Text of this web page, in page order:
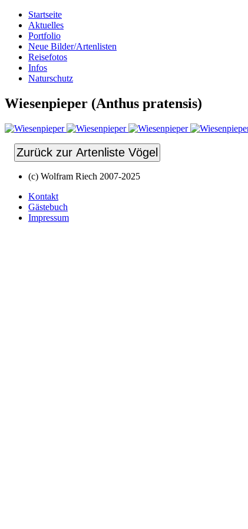
Startseite
Aktuelles
Portfolio
Neue Bilder/Artenlisten
Reisefotos
Infos
Naturschutz
Wiesenpieper (Anthus pratensis)
Zurück zur Artenliste Vögel
(c) Wolfram Riech 2007-2025
Kontakt
Gästebuch
Impressum